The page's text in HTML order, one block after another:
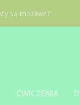
są możliwe?
ĆWICZENIA